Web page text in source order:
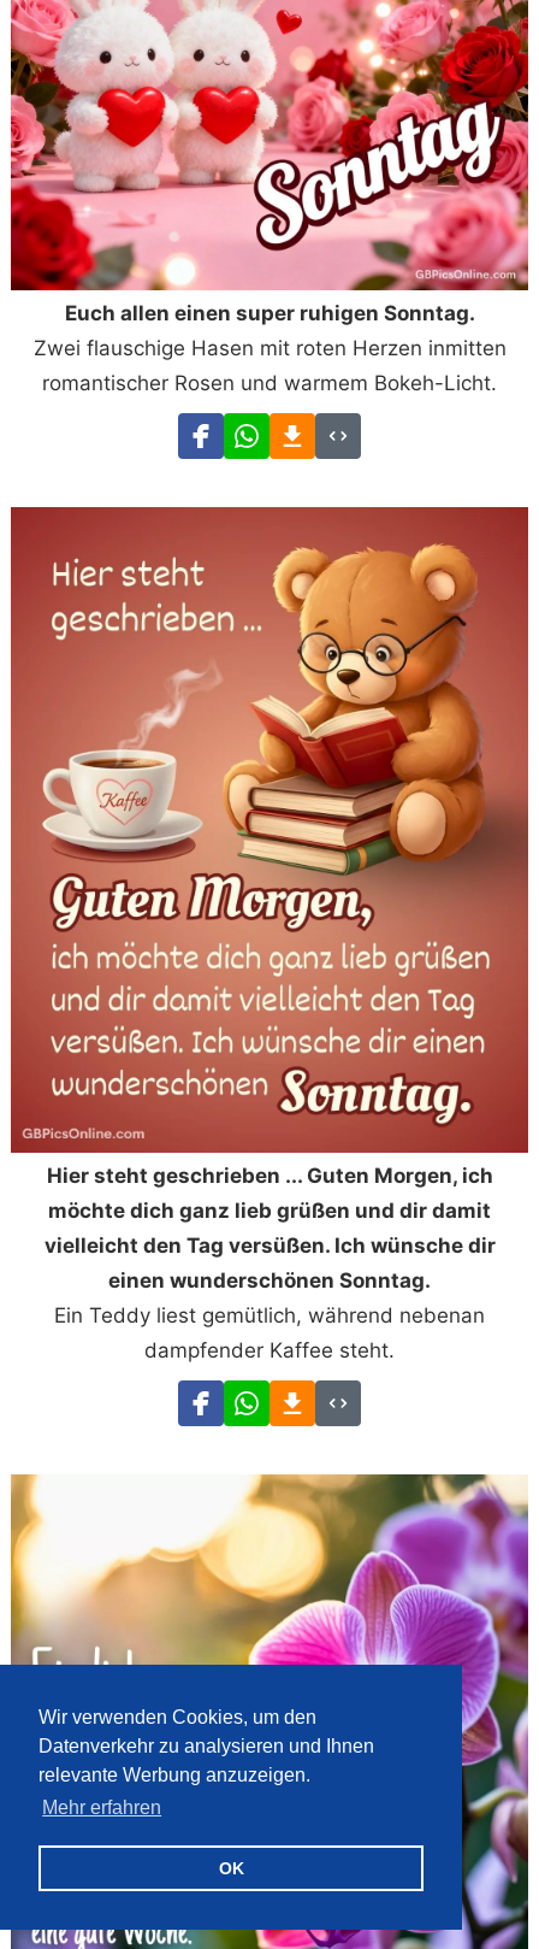
Wir verwenden Cookies, um den
Datenverkehr zu analysieren und Ihnen
relevante Werbung anzuzeigen.
Mehr erfahren
OK
Euch allen einen super ruhigen Sonntag.
Zwei flauschige Hasen mit roten Herzen inmitten
romantischer Rosen und warmem Bokeh-Licht.
Hier steht geschrieben ... Guten Morgen, ich
möchte dich ganz lieb grüßen und dir damit
vielleicht den Tag versüßen. Ich wünsche dir
einen wunderschönen Sonntag.
Ein Teddy liest gemütlich, während nebenan
dampfender Kaffee steht.